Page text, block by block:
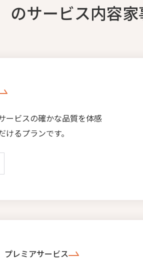
のサービス内容
ービスの確かな品質を体感
るプランです。
プレミアサービス